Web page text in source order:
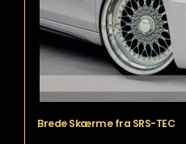
Brede Skærme fra SRS-TEC